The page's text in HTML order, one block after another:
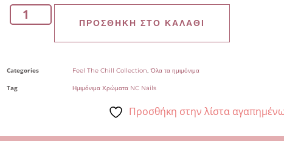
ΠΡΟΣΘΉΚΗ ΣΤΟ ΚΑΛΆΘΙ
Categories Feel The Chill Collection,Όλα τα ημιμόνιμα
Tag Ημιμόνιμα Χρώματα NC Nails
Προσθήκη στην λίστα